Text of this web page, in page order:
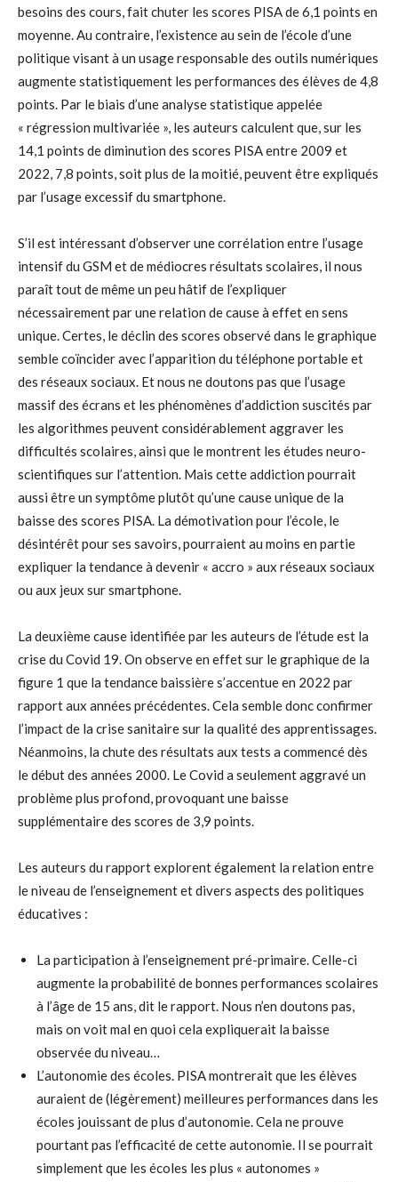
besoins des cours, fait chuter les scores PISA de 6,1 points en
moyenne. Au contraire, l’existence au sein de l’école d’une
politique visant à un usage responsable des outils numériques
augmente statistiquement les performances des élèves de 4,8
points. Par le biais d’une analyse statistique appelée
« régression multivariée », les auteurs calculent que, sur les
14,1 points de diminution des scores PISA entre 2009 et
2022, 7,8 points, soit plus de la moitié, peuvent être expliqués
par l’usage excessif du smartphone.
S’il est intéressant d’observer une corrélation entre l’usage
intensif du GSM et de médiocres résultats scolaires, il nous
paraît tout de même un peu hâtif de l’expliquer
nécessairement par une relation de cause à effet en sens
unique. Certes, le déclin des scores observé dans le graphique
semble coïncider avec l’apparition du téléphone portable et
des réseaux sociaux. Et nous ne doutons pas que l’usage
massif des écrans et les phénomènes d’addiction suscités par
les algorithmes peuvent considérablement aggraver les
difficultés scolaires, ainsi que le montrent les études neuro-
scientifiques sur l’attention. Mais cette addiction pourrait
aussi être un symptôme plutôt qu’une cause unique de la
baisse des scores PISA. La démotivation pour l’école, le
désintérêt pour ses savoirs, pourraient au moins en partie
expliquer la tendance à devenir « accro » aux réseaux sociaux
ou aux jeux sur smartphone.
La deuxième cause identifiée par les auteurs de l’étude est la
crise du Covid 19. On observe en effet sur le graphique de la
figure 1 que la tendance baissière s’accentue en 2022 par
rapport aux années précédentes. Cela semble donc confirmer
l’impact de la crise sanitaire sur la qualité des apprentissages.
Néanmoins, la chute des résultats aux tests a commencé dès
le début des années 2000. Le Covid a seulement aggravé un
problème plus profond, provoquant une baisse
supplémentaire des scores de 3,9 points.
Les auteurs du rapport explorent également la relation entre
le niveau de l’enseignement et divers aspects des politiques
éducatives :
La participation à l’enseignement pré-primaire. Celle-ci
augmente la probabilité de bonnes performances scolaires
à l’âge de 15 ans, dit le rapport. Nous n’en doutons pas,
mais on voit mal en quoi cela expliquerait la baisse
observée du niveau…
L’autonomie des écoles. PISA montrerait que les élèves
auraient de (légèrement) meilleures performances dans les
écoles jouissant de plus d’autonomie. Cela ne prouve
pourtant pas l’efficacité de cette autonomie. Il se pourrait
simplement que les écoles les plus « autonomes »